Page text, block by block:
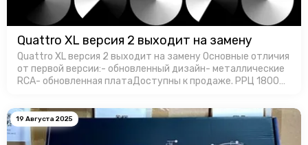
Quattro XL версия 2 выходит на замену
Quattro XL версия 2 выходит на замену Основные отличия
от первой версии:- обновленный дизайн- металлические
RCA- обновленная платаДоступны к продаже. РРЦ 18000
19 Августа 2025